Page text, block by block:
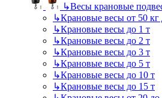
↳Весы крановые
↳Крановые весы от 50 кг
↳Крановые весы до 1 т
↳Крановые весы до 2 т
↳Крановые весы до 3 т
↳Крановые весы до 5 т
↳Крановые весы до 10 т
↳Крановые весы до 15 т